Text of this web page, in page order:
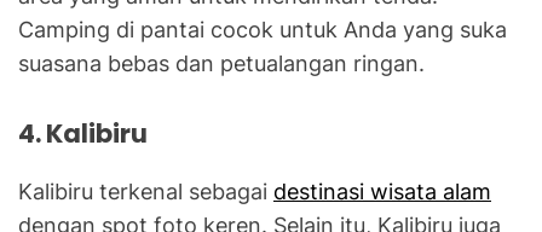
Camping di pantai cocok untuk Anda yang suka
suasana bebas dan petualangan ringan.
4. Kalibiru
Kalibiru terkenal sebagai destinasi wisata alam
dengan spot foto keren. Selain itu, Kalibiru juga